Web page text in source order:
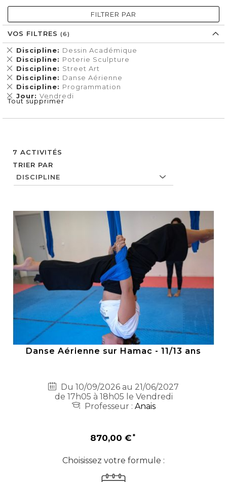
7 ACTIVITÉS
TRIER PAR
Danse Aérienne sur Hamac - 11/13 ans
Du 10/09/2026 au 21/06/2027
de 17h05 à 18h05 le Vendredi
Professeur : Anais
870,00 €
Choisissez votre formule :
FILTRER PAR
VOS FILTRES
Discipline Dessin Académique
Supprimer
cet
Élément
Discipline Poterie Sculpture
Supprimer
cet
Élément
Discipline Street Art
Supprimer
cet
Élément
Discipline Danse Aérienne
Supprimer
cet
Élément
Discipline Programmation
Supprimer
cet
Élément
Jour Vendredi
Supprimer
cet
Tout supprimer